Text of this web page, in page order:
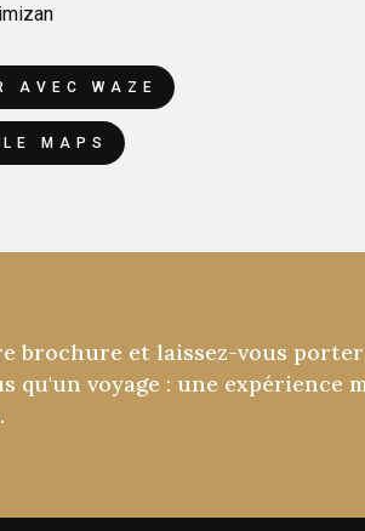
AVEC WAZE
MAPS
brochure et laissez-vous porter
qu'un voyage : une expérience